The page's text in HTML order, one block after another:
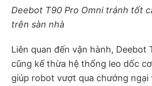
Deebot T90 Pro Omni tránh tốt
trên sàn nhà
Liên quan đến vận hành, Deebot
cũng kế thừa hệ thống leo dốc
giúp robot vượt qua chướng ngại